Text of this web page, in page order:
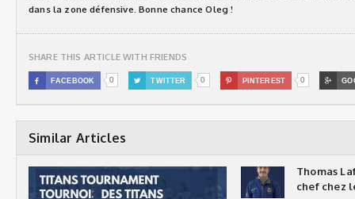
dans la zone défensive. Bonne chance Oleg !
SHARE THIS ARTICLE WITH FRIENDS
 FACEBOOK 0  TWITTER 0  PINTEREST 0 
Similar Articles
Thomas
chef chez